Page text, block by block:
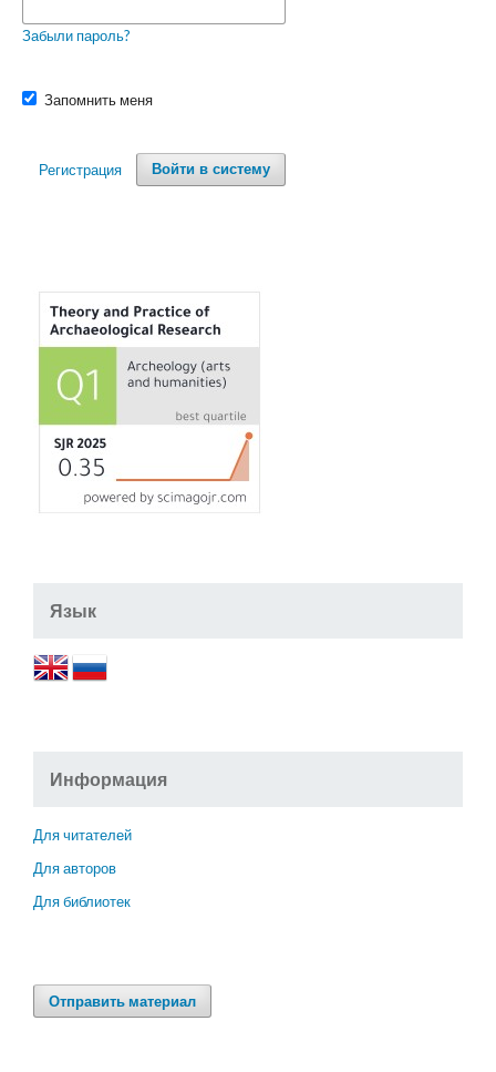
Забыли пароль?
Запомнить меня
Войти в систему
Регистрация
Язык
Информация
Для читателей
Для авторов
Для библиотек
Отправить материал